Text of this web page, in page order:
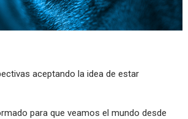
aceptando la idea de estar
para que veamos el mundo desde